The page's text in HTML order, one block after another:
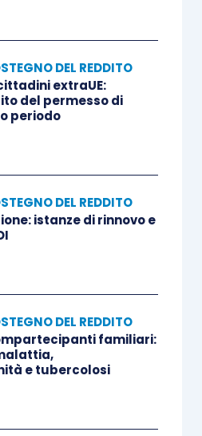
DEL REDDITO
extraUE:
del permesso di
periodo
DEL REDDITO
istanze di rinnovo e
DEL REDDITO
familiari:
e tubercolosi